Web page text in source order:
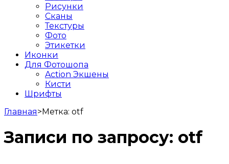
Рисунки
Сканы
Текстуры
Фото
Этикетки
Иконки
Для Фотошопа
Action Экшены
Кисти
Шрифты
Главная>Метка: otf
Записи по запросу: otf